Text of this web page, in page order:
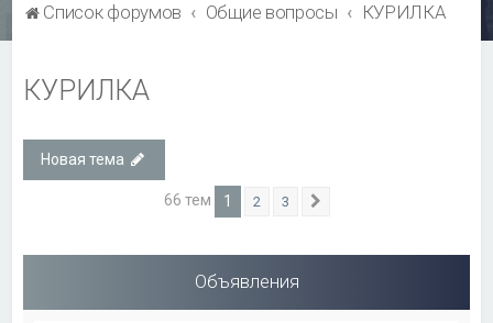
Список форумов Общие вопросы КУРИЛКА
КУРИЛКА
Новая тема
66 тем 1 2 3
Объявления